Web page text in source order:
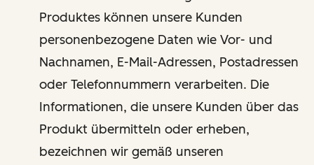
Produktes können unsere Kunden
personenbezogene Daten wie Vor- und
Nachnamen, E-Mail-Adressen, Postadressen
oder Telefonnummern verarbeiten. Die
Informationen, die unsere Kunden über das
Produkt übermitteln oder erheben,
bezeichnen wir gemäß unseren